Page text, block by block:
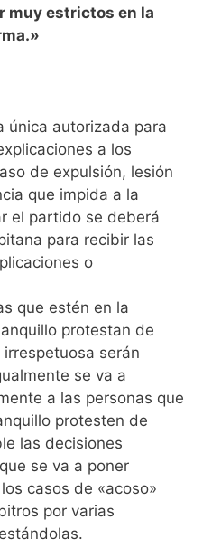
muy estrictos en la
única autorizada para
a los
de expulsión, lesión
que impida a la
el partido se deberá
para recibir las
o
que estén en la
protestan de
serán
se va a
a las personas que
protesten de
las decisiones
se va a poner
casos de «acoso»
por varias